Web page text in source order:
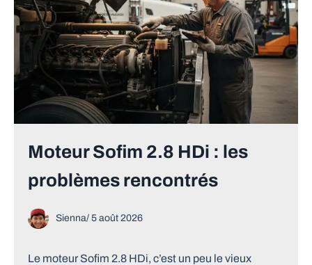
Moteur Sofim 2.8 HDi : les
problèmes rencontrés
Sienna/ 5 août 2026
Le moteur Sofim 2.8 HDi, c’est un peu le vieux